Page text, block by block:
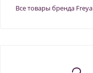
Все товары бренда Freya